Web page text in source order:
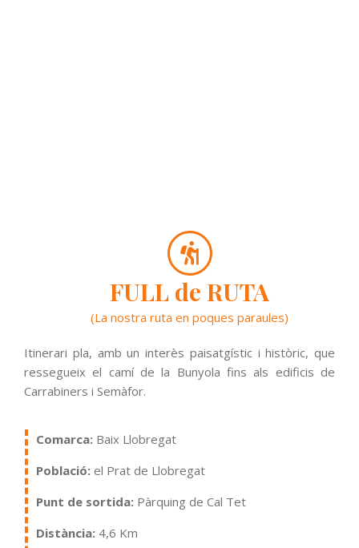
FULL de RUTA
(La nostra ruta en poques paraules)
Itinerari pla, amb un interès paisatgístic i històric, que
ressegueix el camí de la Bunyola fins als edificis de
Carrabiners i Semàfor.
Comarca: Baix Llobregat
Població: el Prat de Llobregat
Punt de sortida: Pàrquing de Cal Tet
Distància: 4,6 Km